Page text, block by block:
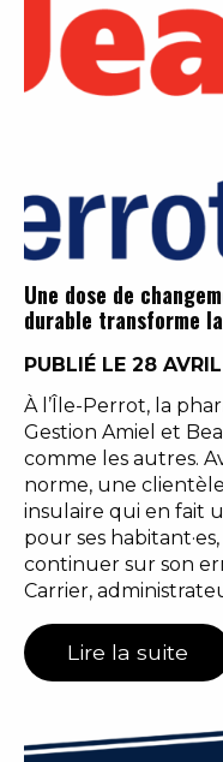
Une dose de
durable transforme
PUBLIÉ LE 28
À l’Île-Perrot, la
Gestion Amiel et
comme les autres.
norme, une
insulaire qui en fait
pour ses
continuer sur son
Carrier,
Lire la suite